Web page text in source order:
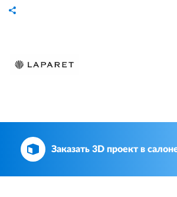
Заказать 3D проект в